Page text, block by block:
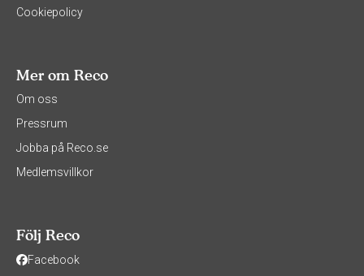
Cookiepolicy
Mer om Reco
Om oss
Pressrum
Jobba på Reco.se
Medlemsvillkor
Följ Reco
Facebook